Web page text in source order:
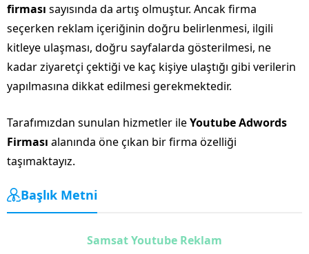
firması sayısında da artış olmuştur. Ancak firma
seçerken reklam içeriğinin doğru belirlenmesi, ilgili
kitleye ulaşması, doğru sayfalarda gösterilmesi, ne
kadar ziyaretçi çektiği ve kaç kişiye ulaştığı gibi verilerin
yapılmasına dikkat edilmesi gerekmektedir.
Tarafımızdan sunulan hizmetler ileYoutube Adwords
Firması alanında öne çıkan bir firma özelliği
taşımaktayız.
Başlık Metni
Samsat Youtube Reklam